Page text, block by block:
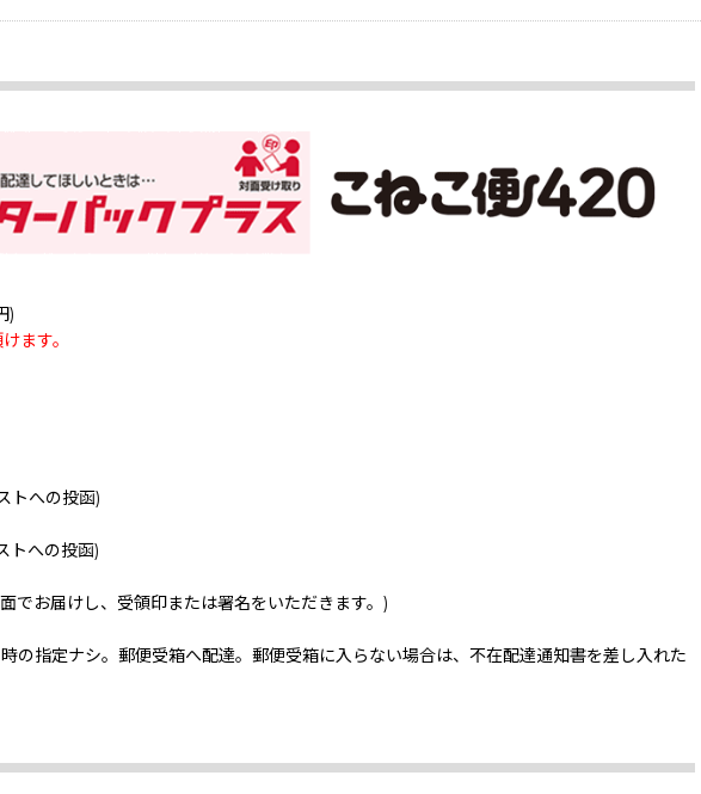
)
ます。
トへの投函)
トへの投函)
でお届けし、受領印または署名をいただきます。)
の指定ナシ。郵便受箱へ配達。郵便受箱に入らない場合は、不在配達通知書を差し入れた